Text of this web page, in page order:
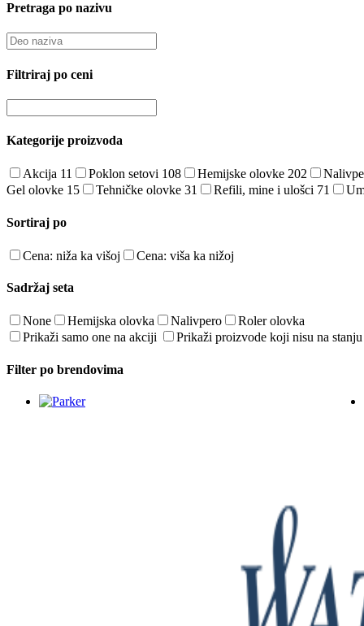
Pretraga po nazivu
Filtriraj po ceni
Kategorije proizvoda
Akcija 11 Poklon setovi 108 Hemijske olovke 202
Gel olovke 15 Tehničke olovke 31 Refili, mine i ulošci 71
Sortiraj po
Cena: niža ka višoj Cena: viša ka nižoj
Sadržaj seta
None Hemijska olovka Nalivpero
Roler olovka
Prikaži samo one na akciji
Prikaži proizvode koji nisu na stanju
Filter po brendovima